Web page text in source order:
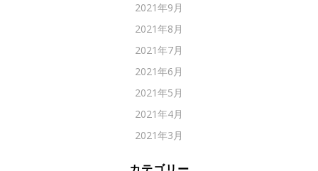
2021年9月
2021年8月
2021年7月
2021年6月
2021年5月
2021年4月
2021年3月